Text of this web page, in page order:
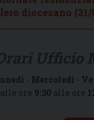
diocesano
- Mercoledì -
ore 9:30 alle ore